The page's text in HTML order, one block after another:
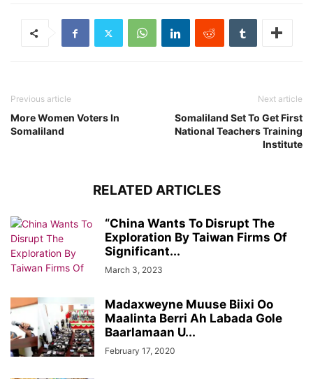
Previous article
More Women Voters In
Somaliland
Next article
Somaliland Set To Get First
National Teachers Training
Institute
RELATED ARTICLES
“China Wants To Disrupt The
Exploration By Taiwan Firms Of
Significant...
March 3, 2023
Madaxweyne Muuse Biixi Oo
Maalinta Berri Ah Labada Gole
Baarlamaan U...
February 17, 2020